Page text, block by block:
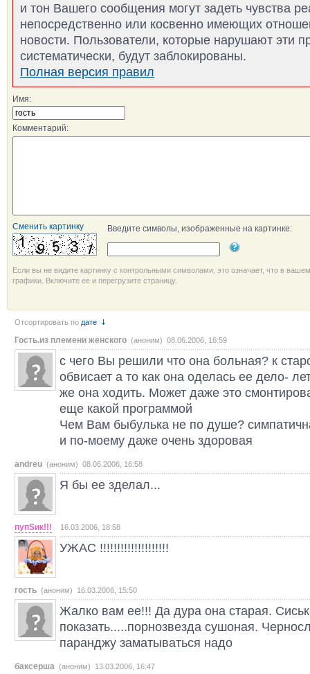
и тон Вашего сообщения могут задеть чувства
непосредственно или косвенно имеющих
новости. Пользователи, которые нарушают эти
систематически, будут заблокированы.
Полная версия правил
Имя:
Комментарий:
Сменить картинку Введите символы, изображенные на картинке:
Если вы не видите картинку с контрольными символами, это означает, что в
графики. Включите ее и перегрузите страницу.
Отсортировать по дате
Гость.из племени женского (аноним) 08.06.2006, 16:59
с чего Вы решили что она больная? к
обвисает а то как она оделась ее дело-
же она ходить. Может даже это
еще какой программой
Чем Вам быбулька не по душе?
и по-моему даже очень здоровая
andreu (аноним) 08.06.2006, 16:58
Я бы ее зделал...
пyпSик!!! 16.03.2006, 18:58
УЖАС !!!!!!!!!!!!!!!!!!!!
гость (аноним) 16.03.2006, 15:50
Жалко вам ее!!! Да дура она старая.
показать.....порнозвезда сушоная.
паранджу заматываться надо
баксерша (аноним) 13.03.2006, 16:47